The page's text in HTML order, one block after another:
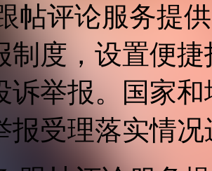
帖评论服务提
制度，设置便
诉举报。国家
报受理落实情